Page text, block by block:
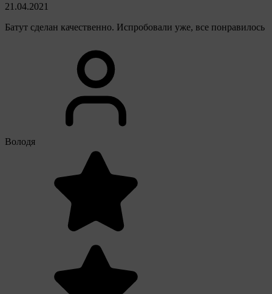
21.04.2021
Батут сделан качественно. Испробовали уже, все понравилось
Володя